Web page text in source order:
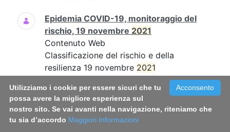
Epidemia COVID-19, monitoraggio del
rischio, 19 novembre 2021
Contenuto Web
Classificazione del rischio e della
resilienza 19 novembre 2021
Aggiornamento EPI...19_novembre_21.pdf
Epidemia COVID-19, monitoraggio del
rischio, 19 novembre...
Acconsento
Utilizziamo i cookie per essere sicuri che tu
possa avere la migliore esperienza sul
nostro sito. Se vai avanti nella navigazione, riteniamo che
tu sia d’accordo Maggiori Informazioni